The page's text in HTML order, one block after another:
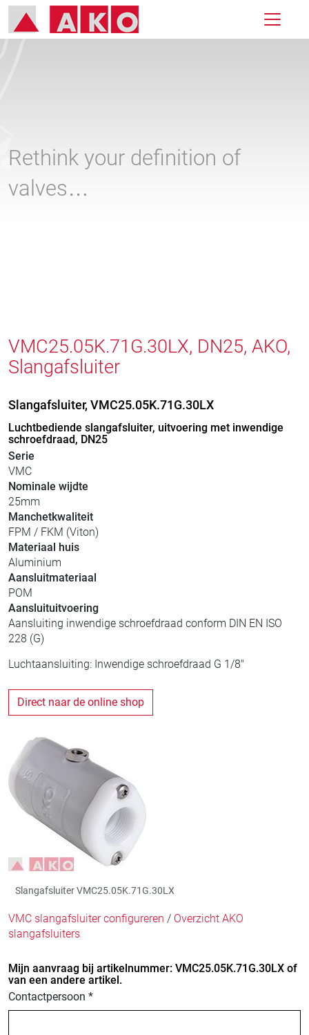
Rethink your definition of
valves…
VMC25.05K.71G.30LX, DN25, AKO,
Slangafsluiter
Slangafsluiter, VMC25.05K.71G.30LX
Luchtbediende slangafsluiter, uitvoering met inwendige
schroefdraad, DN25
Serie
VMC
Nominale wijdte
25mm
Manchetkwaliteit
FPM / FKM (Viton)
Materiaal huis
Aluminium
Aansluitmateriaal
POM
Aansluituitvoering
Aansluiting inwendige schroefdraad conform DIN EN ISO
228 (G)
Luchtaansluiting: Inwendige schroefdraad G 1/8"
Direct naar de online shop
Slangafsluiter VMC25.05K.71G.30LX
VMC slangafsluiter configureren / Overzicht AKO
slangafsluiters
Mijn aanvraag bij artikelnummer: VMC25.05K.71G.30LX of
van een andere artikel.
Contactpersoon *